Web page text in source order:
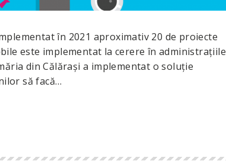
în 2021 aproximativ 20 de proiecte
este implementat la cerere în administraţiile
din Călăraşi a implementat o soluţie
să facă…